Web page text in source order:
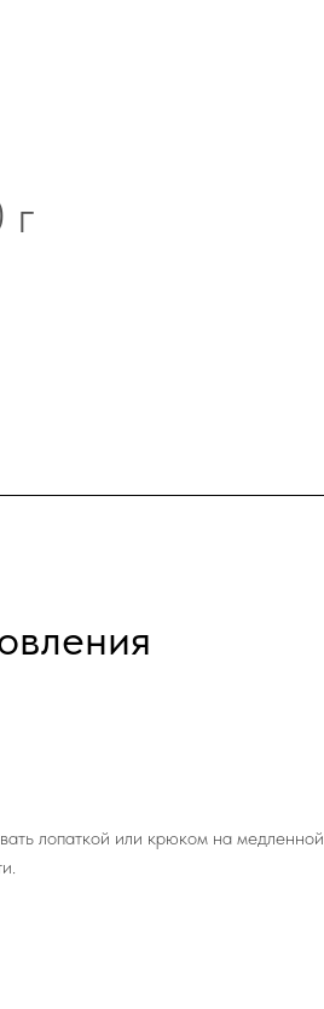
г
лопаткой или крюком на медленной